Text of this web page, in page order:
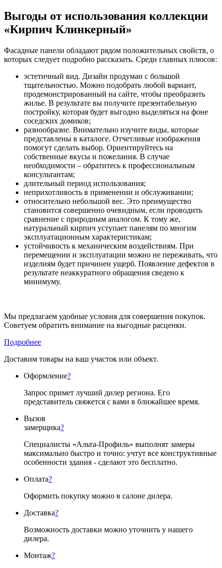
Выгоды от использования коллекции
«Кирпич Клинкерный»
Фасадные панели обладают рядом положительных свойств, о
которых следует подробно рассказать. Среди главных плюсов:
эстетичный вид. Дизайн продуман с большой
тщательностью. Можно подобрать любой вариант,
продемонстрированный на сайте, чтобы преобразить
жилье. В результате вы получите презентабельную
постройку, которая будет выгодно выделяться на фоне
соседских домиков;
разнообразие. Внимательно изучите виды, которые
представлены в каталоге. Отчетливые изображения
помогут сделать выбор. Ориентируйтесь на
собственные вкусы и пожелания. В случае
необходимости – обратитесь к профессиональным
консультантам;
длительный период использования;
неприхотливость в применении и обслуживании;
относительно небольшой вес. Это преимущество
становится совершенно очевидным, если проводить
сравнение с природным аналогом. К тому же,
натуральный кирпич уступает панелям по многим
эксплуатационным характеристикам;
устойчивость к механическим воздействиям. При
перемещении и эксплуатации можно не переживать, что
изделиям будет причинен ущерб. Появление дефектов в
результате неаккуратного обращения сведено к
минимуму.
Мы предлагаем удобные условия для совершения покупок.
Советуем обратить внимание на выгодные расценки.
Подробнее
Доставим товары на ваш участок или объект.
Оформление?
Запрос примет лучший дилер региона. Его
представитель свяжется с вами в ближайшее время.
Вызов
замерщика?
Специалисты «Альта-Профиль» выполнят замеры
максимально быстро и точно: учтут все конструктивные
особенности здания - сделают это бесплатно.
Оплата?
Оформить покупку можно в салоне дилера.
Доставка?
Возможность доставки можно уточнить у нашего
дилера.
Монтаж?